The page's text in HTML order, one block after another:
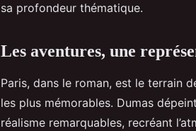
sa profondeur thématique.
Les aventures, une
Paris, dans le roman, est le terrain
les plus mémorables. Dumas
réalisme remarquables, recréant